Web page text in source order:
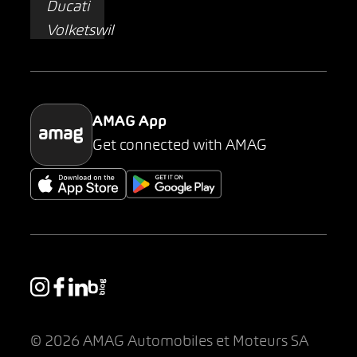
AMAG Classic
Parking
AMAG App
Get connected with AMAG
© 2026 AMAG Automobiles et Moteurs SA